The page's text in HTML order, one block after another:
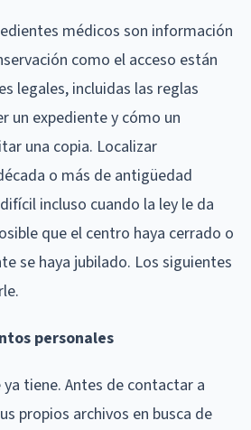
médicos son información
como el acceso están
legales, incluidas las reglas
un expediente y cómo un
una copia. Localizar
o más de antigüedad
incluso cuando la ley le da
que el centro haya cerrado o
se haya jubilado. Los siguientes
personales
tiene. Antes de contactar a
propios archivos en busca de